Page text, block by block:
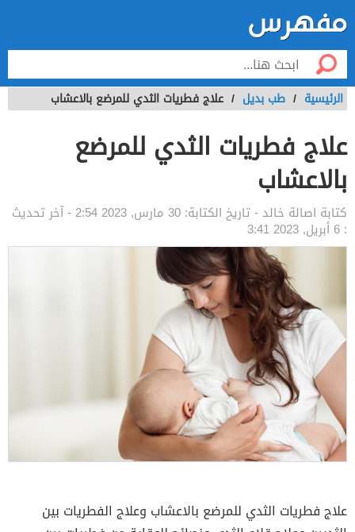
الرئيسية / طب بديل / علاج فطريات الثدي للمرضع بالاعشاب
علاج فطريات الثدي للمرضع
بالاعشاب
كتابة اصالة خالد- تاريخ الكتابة: 30 مارس, 2023 2:54 - آخر تحديث
: 6 أبريل, 2023 3:41
علاج فطريات الثدي للمرضع بالاعشاب وعلاج الفطريات بين